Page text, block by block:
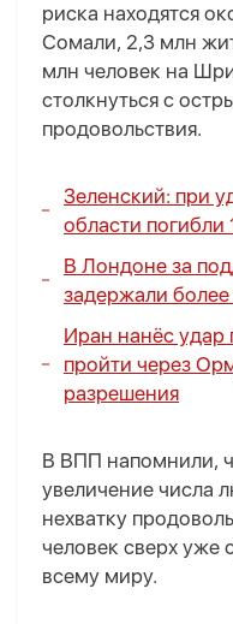
риска находятся
Сомали, 2,3 млн
млн человек на
столкнуться с
продовольствия.
Зеленский: при
области погибли
В Лондоне за
задержали
Иран нанёс удар
пройти через
разрешения
В ВПП напомнили,
увеличение числа
нехватку
человек сверх
всему миру.